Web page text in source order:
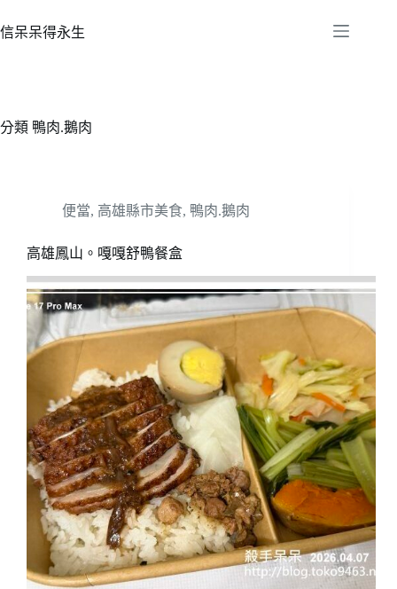
至
容
信呆呆得永生
分類 鴨肉.鵝肉
便當, 高雄縣市美食, 鴨肉.鵝肉
高雄鳳山。嘎嘎舒鴨餐盒